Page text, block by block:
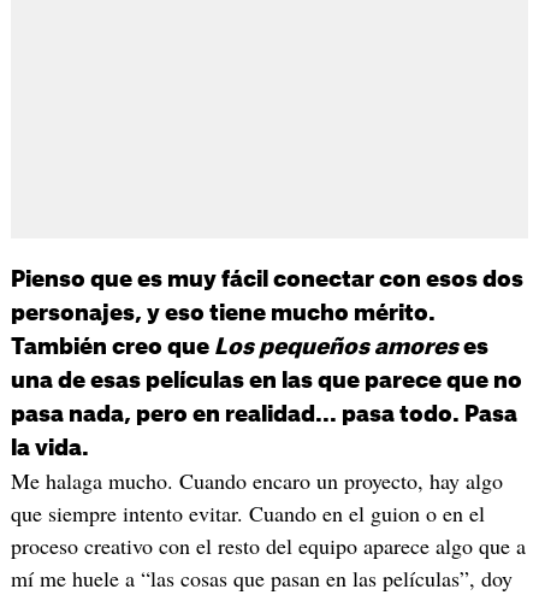
Pienso que es muy fácil conectar con esos dos
personajes, y eso tiene mucho mérito.
También creo queLos pequeños amoreses
una de esas películas en las que parece que no
pasa nada, pero en realidad... pasa todo. Pasa
la vida.
Me halaga mucho. Cuando encaro un proyecto, hay algo
que siempre intento evitar. Cuando en el guion o en el
proceso creativo con el resto del equipo aparece algo que a
mí me huele a “las cosas que pasan en las películas”, doy